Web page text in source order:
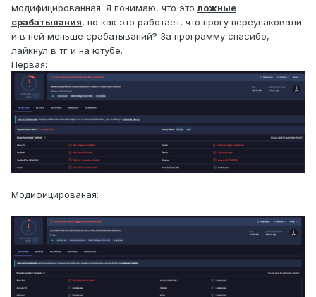
модифицированная. Я понимаю, что этоложные
срабатывания, но как это работает, что прогу переупаковали
и в ней меньше срабатываний? За программу спасибо,
лайкнул в тг и на ютубе.
Первая:
Модифицированая: